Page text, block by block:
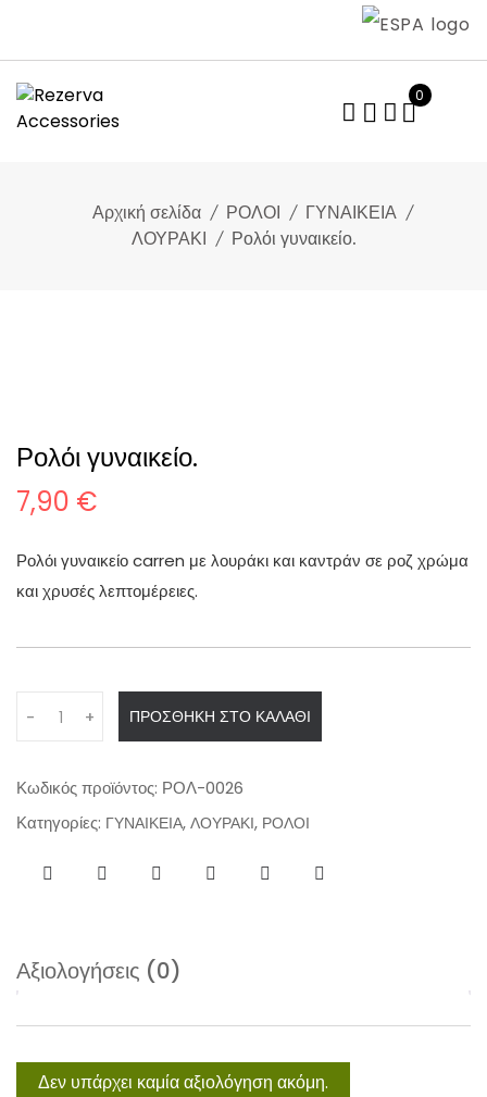
content
0
Αρχική σελίδα ΡΟΛΟΙ
ΓΥΝΑΙΚΕΙΑ
ΛΟΥΡΑΚΙ
Ρολόι γυναικείο.
Ρολόι γυναικείο.
7,90 €
Ρολόι γυναικείο carren με λουράκι και καντράν σε ροζ χρώμα
και χρυσές λεπτομέρειες.
n
i
- + ΠΡΟΣΘΉΚΗ ΣΤΟ ΚΑΛΆΘΙ
Κωδικός προϊόντος: ΡΟΛ-0026
Κατηγορίες: ΓΥΝΑΙΚΕΙΑ, ΛΟΥΡΑΚΙ, ΡΟΛΟΙ
Αξιολογήσεις (0)
Δεν υπάρχει καμία αξιολόγηση ακόμη.